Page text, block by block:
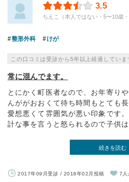
3.5
ちえこ（本人ではない・5〜10歳
整形外科 けが
この口コミは受診から5年以上経過していま
常に混んでます。
とにかく町医者なので、お年寄り
んががおおくて待ち時間もとても
愛想悪くて雰囲気が悪い印象です
計な事を言うと怒られるので子供は
続きを読む
2017年09月受診 / 2018年02月投稿 7人